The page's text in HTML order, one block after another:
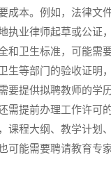
成本。例如，法律文
执业律师起草或公证
和卫生标准，可能需
生等部门的验收证明
要提供拟聘教师的学
需提前办理工作许可
课程大纲、教学计划
可能需要聘请教育专